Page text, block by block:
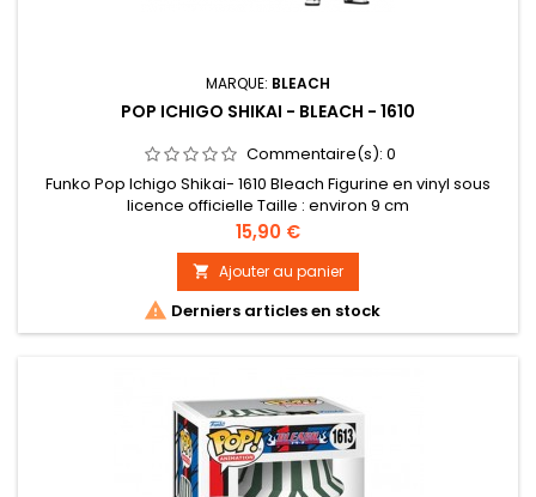
MARQUE: BLEACH
POP ICHIGO SHIKAI - BLEACH - 1610
Commentaire(s): 0
Funko Pop Ichigo Shikai- 1610 Bleach Figurine en vinyl sous
licence officielle Taille : environ 9 cm
Prix
15,90 €
 Ajouter au panier
 Derniers articles en stock